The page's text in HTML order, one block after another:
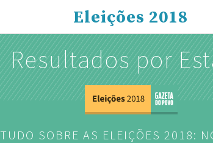
Eleições 2018
Resultados por
TUDO SOBRE AS ELEIÇÕES 2018: